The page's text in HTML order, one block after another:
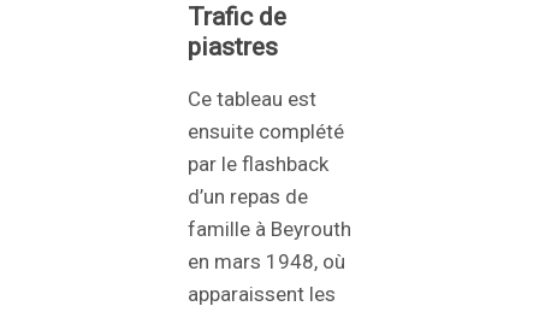
Trafic de
piastres
Ce tableau est
ensuite complété
par le flashback
d’un repas de
famille à Beyrouth
en mars 1948, où
apparaissent les